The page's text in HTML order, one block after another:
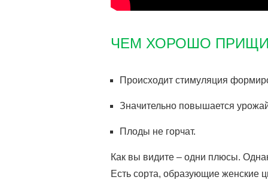
ЧЕМ ХОРОШО
Происходит стимуляция
Значительно повышается
Плоды не горчат.
Как вы видите – одни плюсы.
Есть сорта, образующие женские